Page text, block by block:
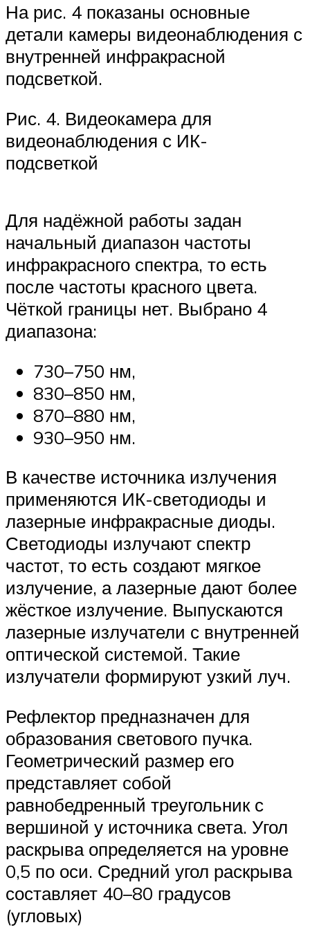
На рис. 4 показаны основные
детали камеры видеонаблюдения с
внутренней инфракрасной
подсветкой.
Рис. 4. Видеокамера для
видеонаблюдения с ИК-
подсветкой
Для надёжной работы задан
начальный диапазон частоты
инфракрасного спектра, то есть
после частоты красного цвета.
Чёткой границы нет. Выбрано 4
диапазона:
730–750 нм,
830–850 нм,
870–880 нм,
930–950 нм.
В качестве источника излучения
применяются ИК-светодиоды и
лазерные инфракрасные диоды.
Светодиоды излучают спектр
частот, то есть создают мягкое
излучение, а лазерные дают более
жёсткое излучение. Выпускаются
лазерные излучатели с внутренней
оптической системой. Такие
излучатели формируют узкий луч.
Рефлектор предназначен для
образования светового пучка.
Геометрический размер его
представляет собой
равнобедренный треугольник с
вершиной у источника света. Угол
раскрыва определяется на уровне
0,5 по оси. Средний угол раскрыва
составляет 40–80 градусов
(угловых)